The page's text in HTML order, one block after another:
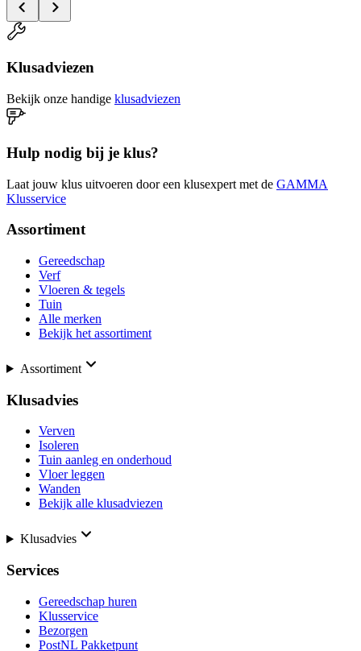
Klusadviezen
Bekijk onze handige klusadviezen
Hulp nodig bij je klus?
Laat jouw klus uitvoeren door een klusexpert met de GAMMA
Klusservice
Assortiment
Gereedschap
Verf
Vloeren & tegels
Tuin
Alle merken
Bekijk het assortiment
Assortiment
Klusadvies
Verven
Isoleren
Tuin aanleg en onderhoud
Vloer leggen
Wanden
Bekijk alle klusadviezen
Klusadvies
Services
Gereedschap huren
Klusservice
Bezorgen
PostNL Pakketpunt